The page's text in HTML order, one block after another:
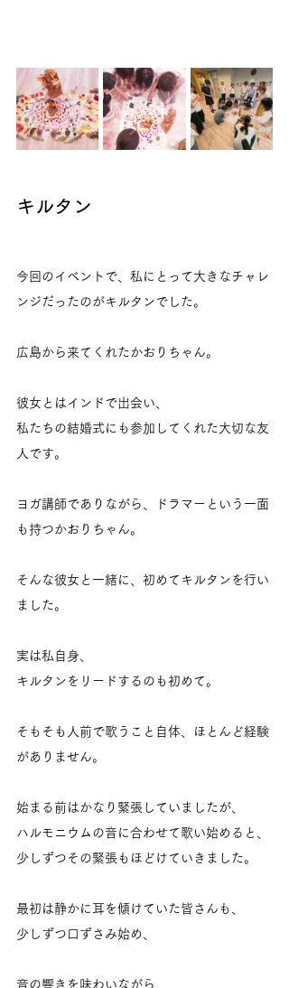
キルタン
今回のイベントで、私にとって大きなチャレ
ンジだったのがキルタンでした。
広島から来てくれたかおりちゃん。
彼女とはインドで出会い、
私たちの結婚式にも参加してくれた大切な友
人です。
ヨガ講師でありながら、ドラマーという一面
も持つかおりちゃん。
そんな彼女と一緒に、初めてキルタンを行い
ました。
実は私自身、
キルタンをリードするのも初めて。
そもそも人前で歌うこと自体、ほとんど経験
がありません。
始まる前はかなり緊張していましたが、
ハルモニウムの音に合わせて歌い始めると、
少しずつその緊張もほどけていきました。
最初は静かに耳を傾けていた皆さんも、
少しずつ口ずさみ始め、
音の響きを味わいながら、